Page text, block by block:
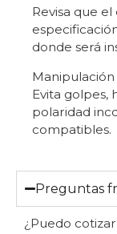
Revisa que
donde será
Evita golpes,
polaridad
compatibles.
Preguntas
¿Puedo